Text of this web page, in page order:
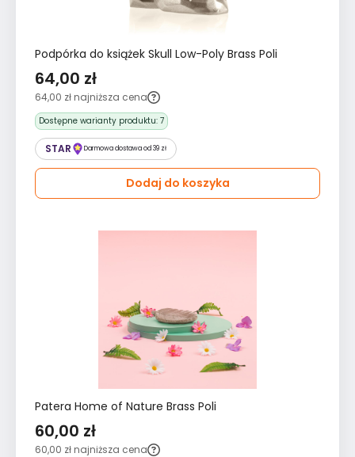
Podpórka do książek Skull Low-Poly Brass Poli
64,00 zł
64,00 zł najniższa cena
Dostępne warianty produktu: 7
STAR Darmowa dostawa od 39 zł
Dodaj do koszyka
Patera Home of Nature Brass Poli
60,00 zł
60,00 zł najniższa cena